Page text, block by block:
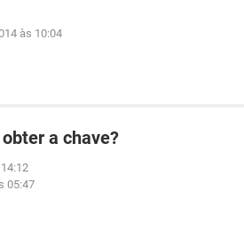
às 10:04
a chave?
05:47